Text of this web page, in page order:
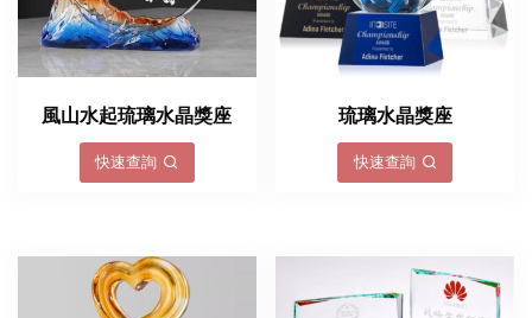
風山水起琉璃水晶獎座
快速查詢
琉璃水晶獎座
快速查詢